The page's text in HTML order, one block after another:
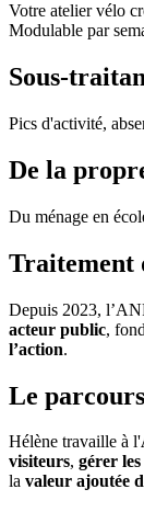
Votre atelier vélo
Modulable par
Sous-
Pics d'activité,
De la
Du ménage en
Traitement
Depuis 2023,
acteur public,
l’action.
Le
Hélène travaille à l'
visiteurs, gérer
la valeur ajoutée